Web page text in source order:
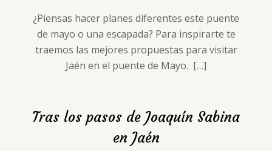
¿Piensas hacer planes diferentes este puente
de mayo o una escapada? Para inspirarte te
traemos las mejores propuestas para visitar
Jaén en el puente de Mayo. […]
Tras los pasos de Joaquín Sabina
en Jaén